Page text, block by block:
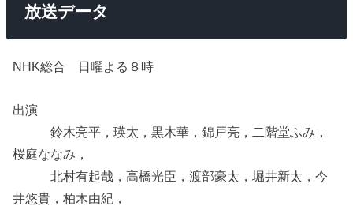
放送データ
NHK総合 日曜よる８時
出演
鈴木亮平，瑛太，黒木華，錦戸亮，二階堂ふみ，
桜庭ななみ，
北村有起哉，高橋光臣，渡部豪太，堀井新太，今
井悠貴，柏木由紀，